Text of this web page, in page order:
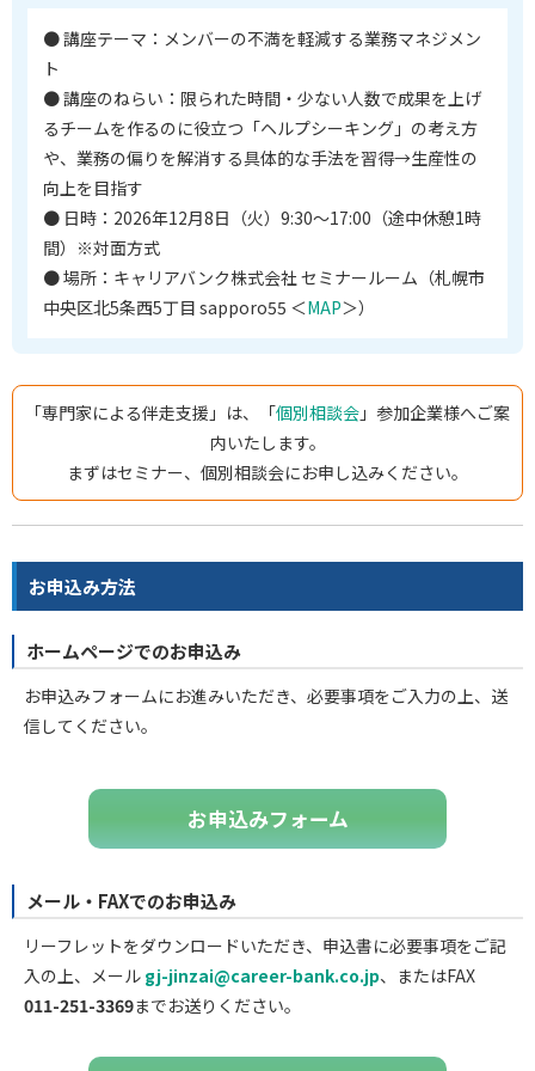
● 講座テーマ：メンバーの不満を軽減する業務マネジメン
ト
● 講座のねらい：限られた時間・少ない人数で成果を上げ
るチームを作るのに役立つ「ヘルプシーキング」の考え方
や、業務の偏りを解消する具体的な手法を習得→生産性の
向上を目指す
● 日時：2026年12月8日（火）9:30〜17:00（途中休憩1時
間）※対面方式
● 場所：キャリアバンク株式会社 セミナールーム（札幌市
中央区北5条西5丁目 sapporo55 ＜MAP＞）
「専門家による伴走支援」は、「個別相談会 」参加企業様へご案
内いたします。
まずはセミナー、個別相談会にお申し込みください。
お申込み方法
ホームページでのお申込み
お申込みフォームにお進みいただき、必要事項をご入力の上、送
信してください。
お申込みフォーム
メール・FAXでのお申込み
リーフレットをダウンロードいただき、申込書に必要事項をご記
入の上、メール gj-jinzai@career-bank.co.jp、またはFAX
011-251-3369までお送りください。